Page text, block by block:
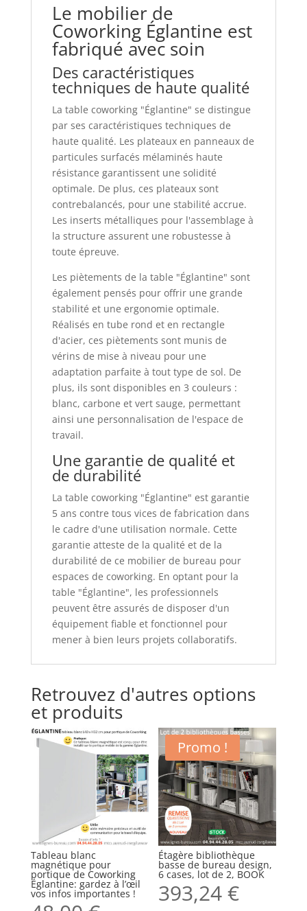
Le mobilier de
Coworking Églantine est
fabriqué avec soin
Des caractéristiques
techniques de haute qualité
La table coworking "Églantine" se distingue
par ses caractéristiques techniques de
haute qualité. Les plateaux en panneaux de
particules surfacés mélaminés haute
résistance garantissent une solidité
optimale. De plus, ces plateaux sont
contrebalancés, pour une stabilité accrue.
Les inserts métalliques pour l'assemblage à
la structure assurent une robustesse à
toute épreuve.
Les piètements de la table "Églantine" sont
également pensés pour offrir une grande
stabilité et une ergonomie optimale.
Réalisés en tube rond et en rectangle
d'acier, ces piètements sont munis de
vérins de mise à niveau pour une
adaptation parfaite à tout type de sol. De
plus, ils sont disponibles en 3 couleurs :
blanc, carbone et vert sauge, permettant
ainsi une personnalisation de l'espace de
travail.
Une garantie de qualité et
de durabilité
La table coworking "Églantine" est garantie
5 ans contre tous vices de fabrication dans
le cadre d'une utilisation normale. Cette
garantie atteste de la qualité et de la
durabilité de ce mobilier de bureau pour
espaces de coworking. En optant pour la
table "Églantine", les professionnels
peuvent être assurés de disposer d'un
équipement fiable et fonctionnel pour
mener à bien leurs projets collaboratifs.
Retrouvez d'autres options
et produits
Tableau blanc
magnétique pour
portique de Coworking
Églantine: gardez à l’œil
vos infos importantes !
Promo !
Étagère bibliothèque
basse de bureau design,
6 cases, lot de 2, BOOK
393,24€